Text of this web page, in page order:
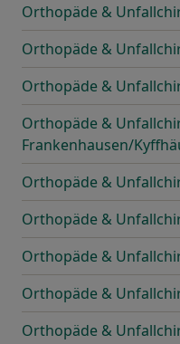
Orthopäde &
Orthopäde &
Orthopäde &
Orthopäde &
Frankenhausen/
Orthopäde &
Orthopäde &
Orthopäde &
Orthopäde &
Orthopäde &